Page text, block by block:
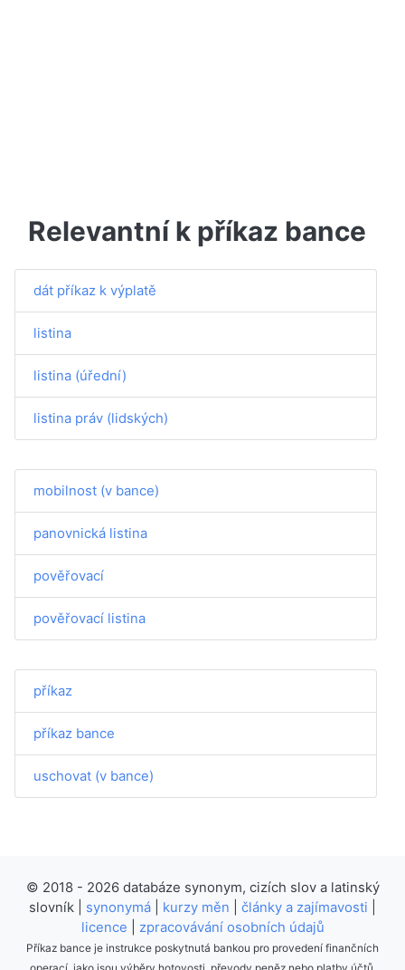
Relevantní k příkaz bance
dát příkaz k výplatě
listina
listina (úřední)
listina práv (lidských)
mobilnost (v bance)
panovnická listina
pověřovací
pověřovací listina
příkaz
příkaz bance
uschovat (v bance)
© 2018 - 2026 databáze synonym, cizích slov a latinský
slovník | synonymá kurzy měn články a zajímavosti
licence
zpracovávání osobních údajů
Příkaz bance je instrukce poskytnutá bankou pro provedení finančních